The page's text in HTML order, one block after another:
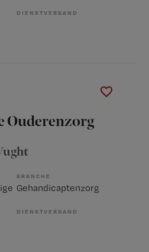
DIENSTVERBAND
Ouderenzorg
BRANCHE
Gehandicaptenzorg
DIENSTVERBAND